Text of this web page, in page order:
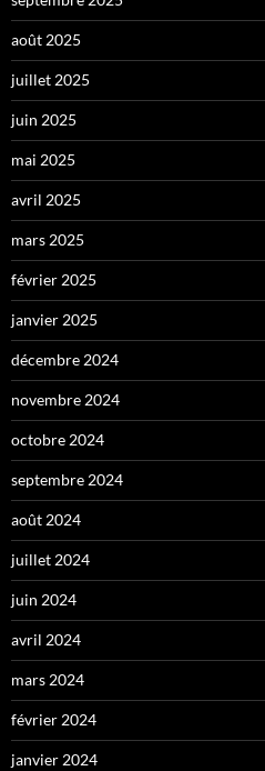
août 2025
juillet 2025
juin 2025
mai 2025
avril 2025
mars 2025
février 2025
janvier 2025
décembre 2024
novembre 2024
octobre 2024
septembre 2024
août 2024
juillet 2024
juin 2024
avril 2024
mars 2024
février 2024
janvier 2024